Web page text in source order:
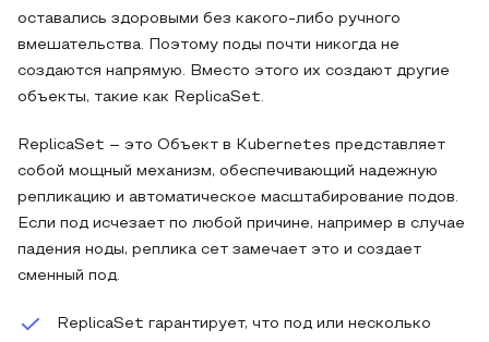
оставались здоровыми без какого-либо ручного
вмешательства. Поэтому поды почти никогда не
создаются напрямую. Вместо этого их создают другие
объекты, такие как ReplicaSet.
ReplicaSet – это Объект в Kubernetes представляет
собой мощный механизм, обеспечивающий надежную
репликацию и автоматическое масштабирование подов.
Если под исчезает по любой причине, например в случае
падения ноды, реплика сет замечает это и создает
сменный под.
ReplicaSet гарантирует, что под или несколько